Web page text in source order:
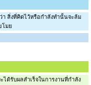
า สิ่งที่คิดไว้หรือกำลังทำนั้นจะล้ม
โมย
ด้รับผลสำเร็จในการงานที่กำลัง